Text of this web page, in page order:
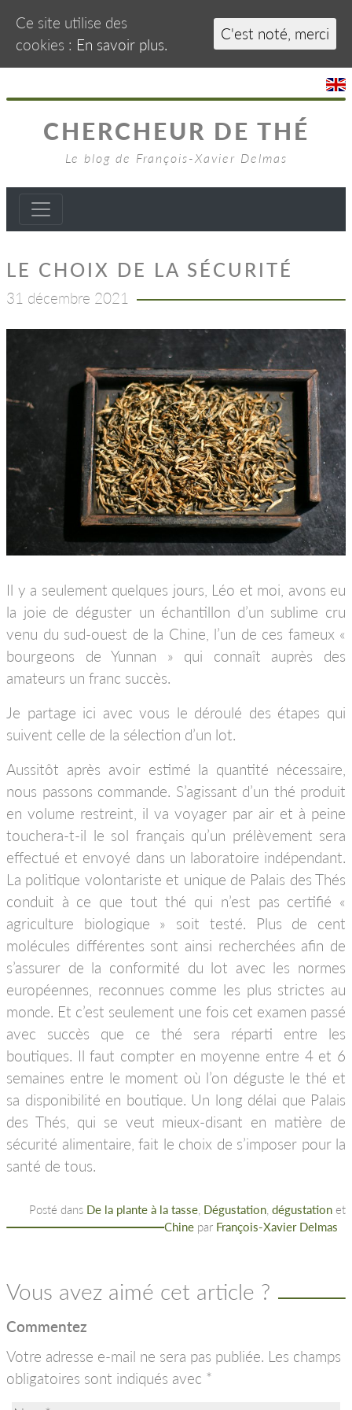
CHERCHEUR DE THÉ
Le blog de François-Xavier Delmas
LE CHOIX DE LA SÉCURITÉ
31 décembre 2021
Il y a seulement quelques jours, Léo et moi, avons eu
la joie de déguster un échantillon d’un sublime cru
venu du sud-ouest de la Chine, l’un de ces fameux «
bourgeons de Yunnan » qui connaît auprès des
amateurs un franc succès.
Je partage ici avec vous le déroulé des étapes qui
suivent celle de la sélection d’un lot.
Aussitôt après avoir estimé la quantité nécessaire,
nous passons commande. S’agissant d’un thé produit
en volume restreint, il va voyager par air et à peine
touchera-t-il le sol français qu’un prélèvement sera
effectué et envoyé dans un laboratoire indépendant.
La politique volontariste et unique de Palais des Thés
conduit à ce que tout thé qui n’est pas certifié «
agriculture biologique » soit testé. Plus de cent
molécules différentes sont ainsi recherchées afin de
s’assurer de la conformité du lot avec les normes
européennes, reconnues comme les plus strictes au
monde. Et c’est seulement une fois cet examen passé
avec succès que ce thé sera réparti entre les
boutiques. Il faut compter en moyenne entre 4 et 6
semaines entre le moment où l’on déguste le thé et
sa disponibilité en boutique. Un long délai que Palais
des Thés, qui se veut mieux-disant en matière de
sécurité alimentaire, fait le choix de s’imposer pour la
santé de tous.
Posté dans De la plante à la tasse Dégustation dégustation et
Chine par François-Xavier Delmas
Vous avez aimé cet article ?
Commentez
Votre adresse e-mail ne sera pas publiée. Les champs
obligatoires sont indiqués avec *
Ce site utilise des
cookies : En savoir plus.
C'est noté, merci